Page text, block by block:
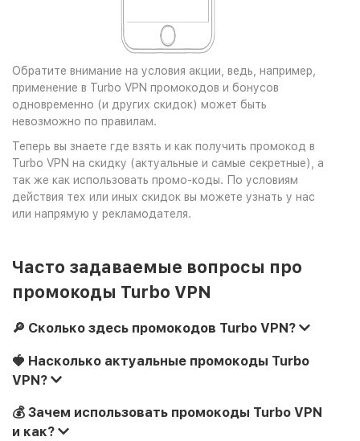
Обратите внимание на условия акции, ведь, например,
применение в Turbo VPN промокодов и бонусов
одновременно (и других скидок) может быть
невозможно по правилам.
Теперь вы знаете где взять и как получить промокод в
Turbo VPN на скидку (актуальные и самые секретные), а
так же как использовать промо-коды. По условиям
действия тех или иных скидок вы можете узнать у нас
или напрямую у рекламодателя.
Часто задаваемые вопросы про
промокоды Turbo VPN
🔎 Сколько здесь промокодов Turbo VPN?
🍓 Насколько актуальные промокоды Turbo
VPN?
💰 Зачем использовать промокоды Turbo VPN
и как?